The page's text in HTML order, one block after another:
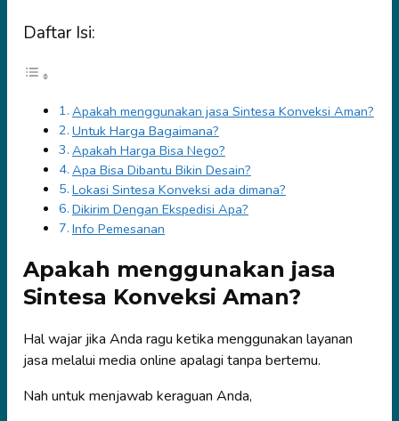
Daftar Isi:
Apakah menggunakan jasa Sintesa Konveksi Aman?
Untuk Harga Bagaimana?
Apakah Harga Bisa Nego?
Apa Bisa Dibantu Bikin Desain?
Lokasi Sintesa Konveksi ada dimana?
Dikirim Dengan Ekspedisi Apa?
Info Pemesanan
Apakah menggunakan jasa
Sintesa Konveksi Aman?
Hal wajar jika Anda ragu ketika menggunakan layanan
jasa melalui media online apalagi tanpa bertemu.
Nah untuk menjawab keraguan Anda,